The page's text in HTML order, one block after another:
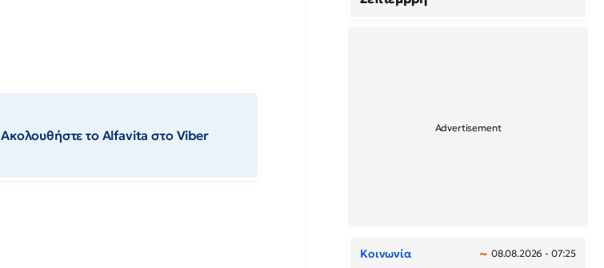
Ακολουθήστε το Αlfavita στο Viber
Κοινωνία 08.08.2026 - 07:25